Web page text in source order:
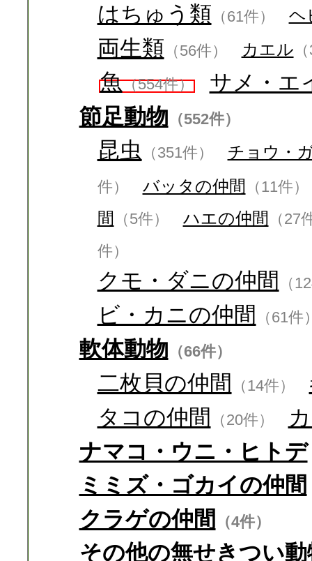
はちゅう類 （61件） ヘ
両生類 （56件） カエル
魚（554件）
サメ・エ
節足動物 （552件）
昆虫 （351件） チョウ・
件） バッタの仲間 （11件）
間 （5件） ハエの仲間 （27
件）
クモ・ダニの仲間 （
ビ・カニの仲間 （61件
軟体動物 （66件）
二枚貝の仲間 （14件）
タコの仲間
（20件）
ナマコ・ウニ・ヒトデ
ミミズ・ゴカイの仲間
クラゲの仲間 （4件）
その他の無せきつい動